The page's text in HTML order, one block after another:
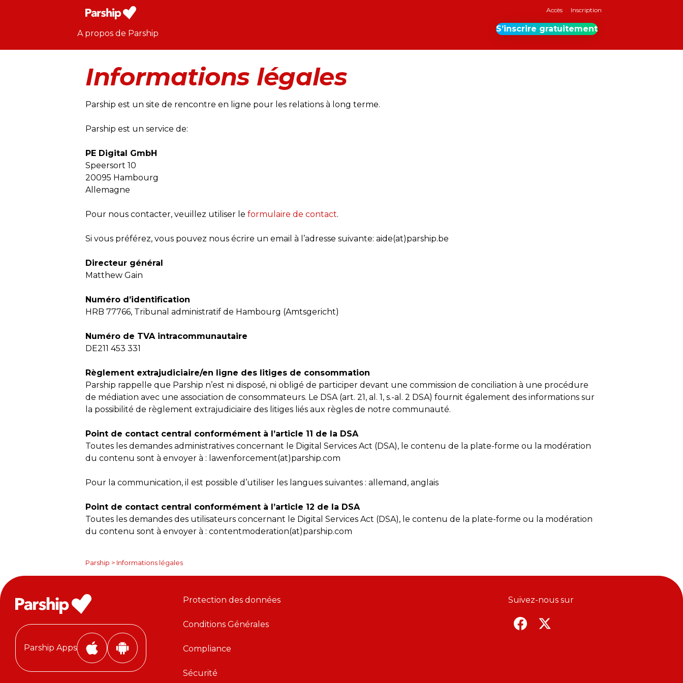
Accès Inscription
A propos de Parship S’inscrire gratuitement
Informations légales
Parship est un site de rencontre en ligne pour les relations à long terme.
Parship est un service de:
PE Digital GmbH
Speersort 10
20095 Hambourg
Allemagne
Pour nous contacter, veuillez utiliser le formulaire de contact.
Si vous préférez, vous pouvez nous écrire un email à l’adresse suivante: aide(at)parship.be
Directeur général
Matthew Gain
Numéro d’identification
HRB 77766, Tribunal administratif de Hambourg (Amtsgericht)
Numéro de TVA intracommunautaire
DE211 453 331
Règlement extrajudiciaire/en ligne des litiges de consommation
Parship rappelle que Parship n’est ni disposé, ni obligé de participer devant une commission de conciliation à une procédure
de médiation avec une association de consommateurs. Le DSA (art. 21, al. 1, s.-al. 2 DSA) fournit également des informations sur
la possibilité de règlement extrajudiciaire des litiges liés aux règles de notre communauté.
Point de contact central conformément à l’article 11 de la DSA
Toutes les demandes administratives concernant le Digital Services Act (DSA), le contenu de la plate-forme ou la modération
du contenu sont à envoyer à : lawenforcement(at)parship.com
Pour la communication, il est possible d’utiliser les langues suivantes : allemand, anglais
Point de contact central conformément à l’article 12 de la DSA
Toutes les demandes des utilisateurs concernant le Digital Services Act (DSA), le contenu de la plate-forme ou la modération
du contenu sont à envoyer à : contentmoderation(at)parship.com
Parship > Informations légales
Parship Apps
i
P
A
n
Protection des données
Conditions Générales
Compliance
Sécurité
Suivez-nous sur
F
T